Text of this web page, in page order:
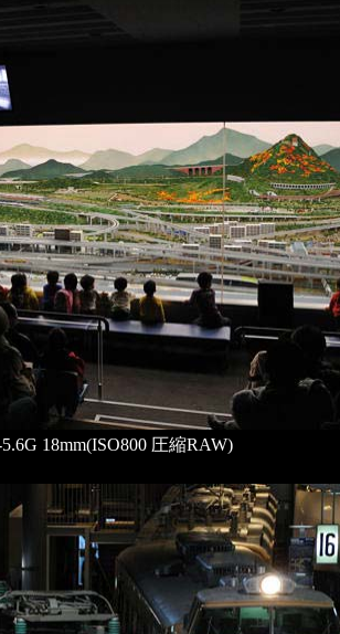
18mm(ISO800 圧縮RAW)